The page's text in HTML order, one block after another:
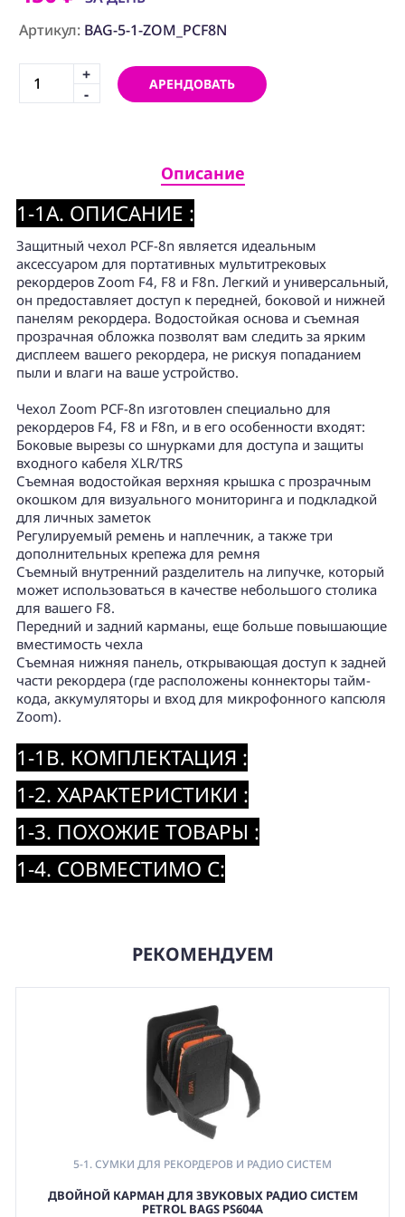
Аренда
Постпродакшн
О
нас
Контакты
Артикул: BAG-5-1-ZOM_PCF8N
+
-
АРЕНДОВАТЬ
Описание
1-1A. ОПИСАНИЕ :
Защитный чехол PCF-8n является идеальным
аксессуаром для портативных мультитрековых
рекордеров Zoom F4, F8 и F8n. Легкий и универсальный,
он предоставляет доступ к передней, боковой и нижней
панелям рекордера. Водостойкая основа и съемная
прозрачная обложка позволят вам следить за ярким
дисплеем вашего рекордера, не рискуя попаданием
пыли и влаги на ваше устройство.
Чехол Zoom PCF-8n изготовлен специально для
рекордеров F4, F8 и F8n, и в его особенности входят:
Боковые вырезы со шнурками для доступа и защиты
входного кабеля XLR/TRS
Съемная водостойкая верхняя крышка с прозрачным
окошком для визуального мониторинга и подкладкой
для личных заметок
Регулируемый ремень и наплечник, а также три
дополнительных крепежа для ремня
Съемный внутренний разделитель на липучке, который
может использоваться в качестве небольшого столика
для вашего F8.
Передний и задний карманы, еще больше повышающие
вместимость чехла
Съемная нижняя панель, открывающая доступ к задней
части рекордера (где расположены коннекторы тайм-
кода, аккумуляторы и вход для микрофонного капсюля
Zoom).
1-1B. КОМПЛЕКТАЦИЯ :
1-2. ХАРАКТЕРИСТИКИ :
1-3. ПОХОЖИЕ ТОВАРЫ :
1-4. СОВМЕСТИМО С:
РЕКОМЕНДУЕМ
5-1. СУМКИ ДЛЯ РЕКОРДЕРОВ И РАДИО СИСТЕМ
ДВОЙНОЙ КАРМАН ДЛЯ ЗВУКОВЫХ РАДИО СИСТЕМ
PETROL BAGS PS604A